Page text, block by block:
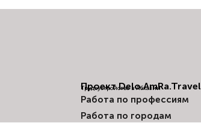
Проект Delo.AmRa.Travel
Трудоустройство в Абхазии
Работа по профессиям
Работа по городам